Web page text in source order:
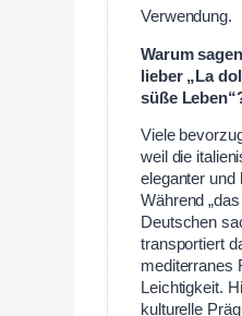
Verwendung.
Warum
lieber „La
süße
Viele
weil die
eleganter und
Während
Deutschen
transportiert
mediterranes
Leichtigkeit.
kulturelle